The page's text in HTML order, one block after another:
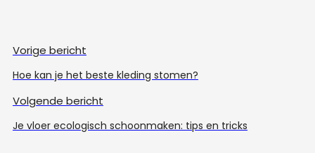
Vorige bericht
Hoe kan je het beste kleding stomen?
Volgende bericht
Je vloer ecologisch schoonmaken: tips en tricks